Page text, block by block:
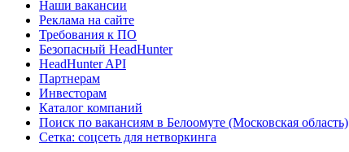
Наши вакансии
Реклама на сайте
Требования к ПО
Безопасный HeadHunter
HeadHunter API
Партнерам
Инвесторам
Каталог компаний
Поиск по вакансиям в Белоомуте (Московская область)
Сетка: соцсеть для нетворкинга